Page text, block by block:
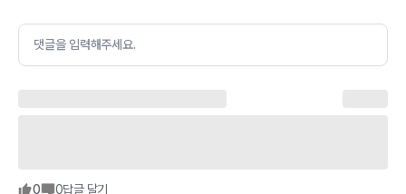
댓글을 입력해주세요.
0 0답글 달기